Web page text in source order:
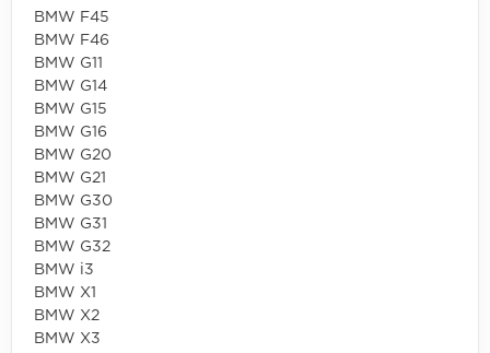
BMW F45
BMW F46
BMW G11
BMW G14
BMW G15
BMW G16
BMW G20
BMW G21
BMW G30
BMW G31
BMW G32
BMW i3
BMW X1
BMW X2
BMW X3